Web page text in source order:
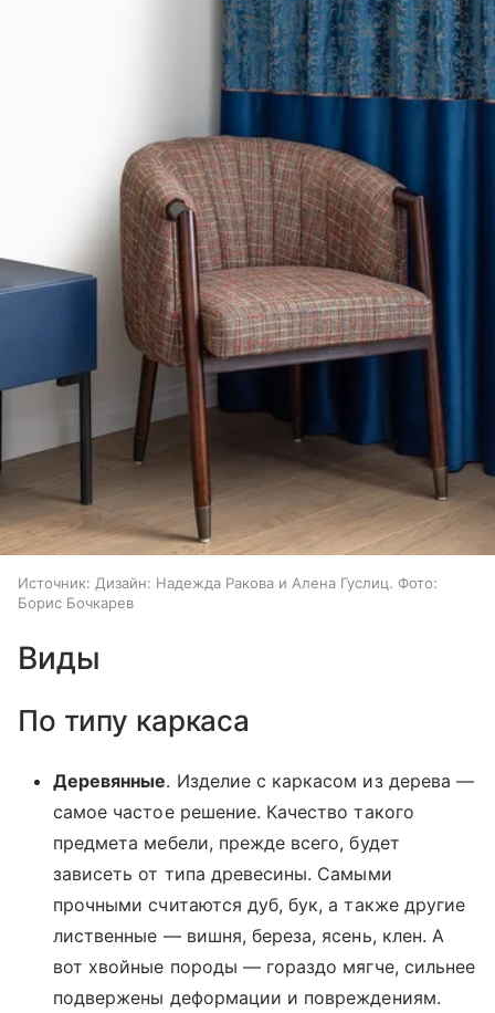
Источник: Дизайн: Надежда Ракова и Алена Гуслиц. Фото:
Борис Бочкарев
Виды
По типу каркаса
Деревянные. Изделие с каркасом из дерева —
самое частое решение. Качество такого
предмета мебели, прежде всего, будет
зависеть от типа древесины. Самыми
прочными считаются дуб, бук, а также другие
лиственные — вишня, береза, ясень, клен. А
вот хвойные породы — гораздо мягче, сильнее
подвержены деформации и повреждениям.